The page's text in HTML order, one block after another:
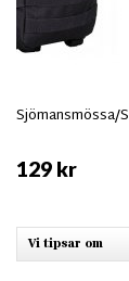
Sjömansmössa/
129 kr
Vi tipsar om